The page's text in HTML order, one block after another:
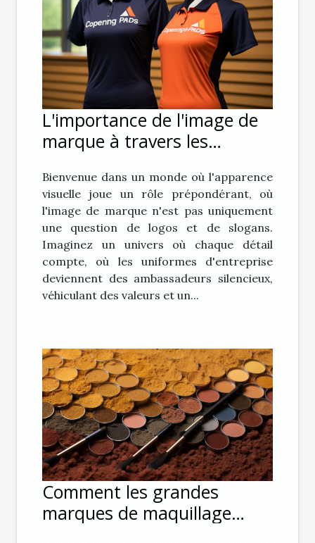
L'importance de l'image de
marque à travers les
Bienvenue dans un monde où l'apparence
visuelle joue un rôle prépondérant, où
l'image de marque n'est pas uniquement
une question de logos et de slogans.
Imaginez un univers où chaque détail
compte, où les uniformes d'entreprise
deviennent des ambassadeurs silencieux,
véhiculant des valeurs et un...
Comment les grandes
marques de maquillage